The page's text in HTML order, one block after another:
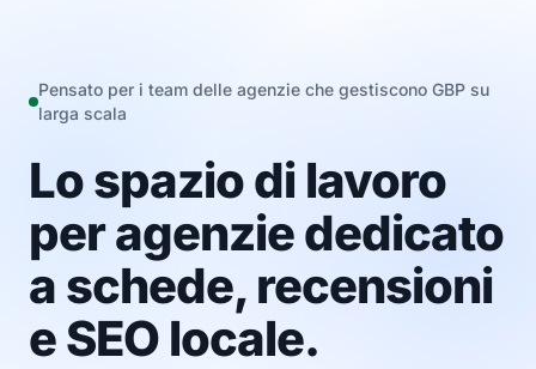
Pensato per i team delle agenzie che gestiscono GBP su
larga scala
Lo spazio di lavoro
per agenzie dedicato
a schede, recensioni
e SEO locale.